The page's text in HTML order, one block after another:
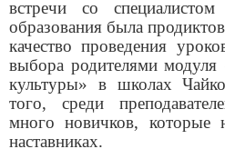
встречи со
образования была
качество проведения
выбора родителями
культуры» в школах
того, среди
много новичков,
наставниках.